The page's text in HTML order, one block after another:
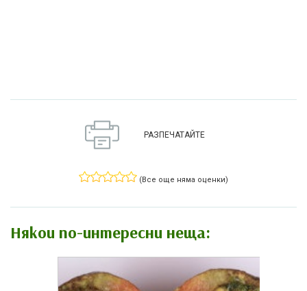
РАЗПЕЧАТАЙТЕ
(Все още няма оценки)
Някои по-интересни неща: